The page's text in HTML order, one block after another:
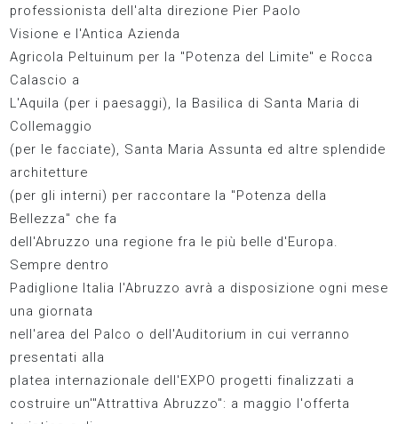
professionista dell'alta direzione Pier Paolo
Visione e l'Antica Azienda
Agricola Peltuinum per la "Potenza del Limite" e Rocca
Calascio a
L'Aquila (per i paesaggi), la Basilica di Santa Maria di
Collemaggio
(per le facciate), Santa Maria Assunta ed altre splendide
architetture
(per gli interni) per raccontare la "Potenza della
Bellezza" che fa
dell'Abruzzo una regione fra le più belle d'Europa.
Sempre dentro
Padiglione Italia l'Abruzzo avrà a disposizione ogni mese
una giornata
nell'area del Palco o dell'Auditorium in cui verranno
presentati alla
platea internazionale dell'EXPO progetti finalizzati a
costruire un'"Attrattiva Abruzzo": a maggio l'offerta